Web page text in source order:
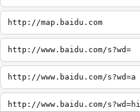
http://map.baidu.com
http://www.baidu.com/s?wd=
http://www.baidu.com/s?wd=a
http://www.baidu.com/s?wd=hi